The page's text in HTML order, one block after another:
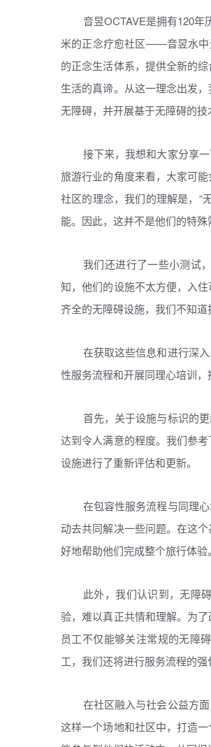
音昱OCTAVE是拥有120
米的正念疗愈社区——音昱水中
的正念生活体系，提供全新的
生活的真谛。从这一理念出发
无障碍，并开展基于无障碍的技
接下来，我想和大家分享
旅游行业的角度来看，大家可
社区的理念，我们的理解是，“
能。因此，这并不是他们的特殊
我们还进行了一些小测试
知，他们的设施不太方便，入
齐全的无障碍设施，我们不知道
在获取这些信息和进行深
性服务流程和开展同理心培训
首先，关于设施与标识的
达到令人满意的程度。我们参
设施进行了重新评估和更新。
在包容性服务流程与同理
动去共同解决一些问题。在这
好地帮助他们完成整个旅行体验。
此外，我们认识到，无障
验，难以真正共情和理解。为
员工不仅能够关注常规的无障
工，我们还将进行服务流程的
在社区融入与社会公益方
这样一个场地和社区中，打造